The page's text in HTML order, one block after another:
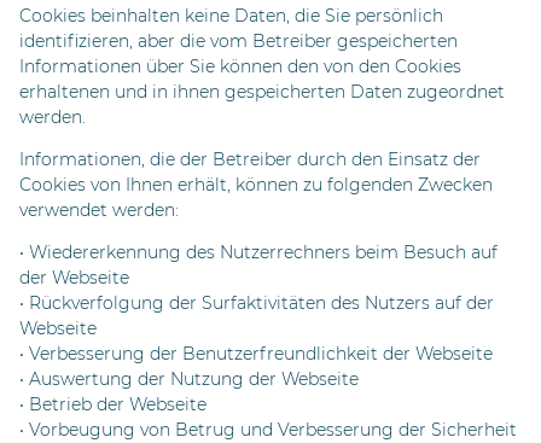
Cookies beinhalten keine Daten, die Sie persönlich
identifizieren, aber die vom Betreiber gespeicherten
Informationen über Sie können den von den Cookies
erhaltenen und in ihnen gespeicherten Daten zugeordnet
werden.
Informationen, die der Betreiber durch den Einsatz der
Cookies von Ihnen erhält, können zu folgenden Zwecken
verwendet werden:
• Wiedererkennung des Nutzerrechners beim Besuch auf
der Webseite
• Rückverfolgung der Surfaktivitäten des Nutzers auf der
Webseite
• Verbesserung der Benutzerfreundlichkeit der Webseite
• Auswertung der Nutzung der Webseite
• Betrieb der Webseite
• Vorbeugung von Betrug und Verbesserung der Sicherheit